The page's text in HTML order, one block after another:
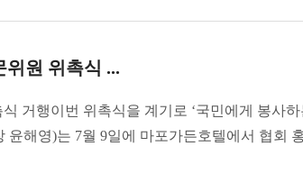
원 위촉식 ...
거행이번 위촉식을 계기로 ‘국민에게 봉사하
윤해영)는 7월 9일에 마포가든호텔에서 협회